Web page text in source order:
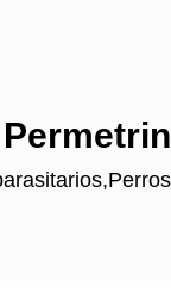
,Perros